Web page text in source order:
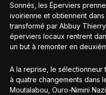
Sonnés, les Éperviers
ivoirienne et obtiennent
transformé par Abbuy
éperviers locaux rentrent
un but à remonter en
A la reprise, le sélectionneur
à quatre changements dans
Moutalabou, Ouro-Nimini